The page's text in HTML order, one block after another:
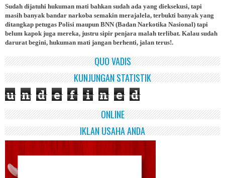
Sudah dijatuhi hukuman mati bahkan sudah ada yang dieksekusi, tapi
masih banyak bandar narkoba semakin merajalela, terbukti banyak yang
ditangkap petugas Polisi maupun BNN (Badan Narkotika Nasional) tapi
belum kapok juga mereka, justru sipir penjara malah terlibat. Kalau sudah
darurat begini, hukuman mati jangan berhenti, jalan terus!.
QUO VADIS
KUNJUNGAN STATISTIK
u n d e f i n e d
ONLINE
IKLAN USAHA ANDA